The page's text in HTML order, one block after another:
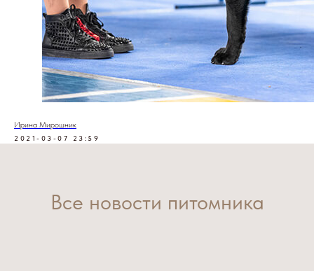
Ирина Мирошник
2021-03-07 23:59
Все новости питомника